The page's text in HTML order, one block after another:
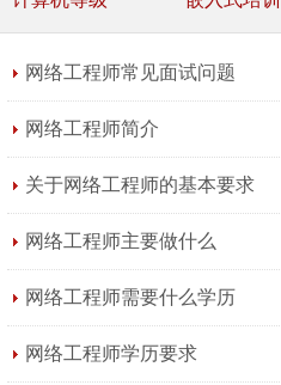
网络工程师常见面试问题
网络工程师简介
关于网络工程师的基本要求
网络工程师主要做什么
网络工程师需要什么学历
网络工程师学历要求